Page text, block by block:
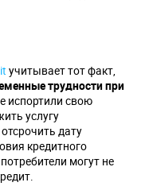
учитывает тот факт,
трудности при
испортили свою
услугу
дату
кредитного
могут не